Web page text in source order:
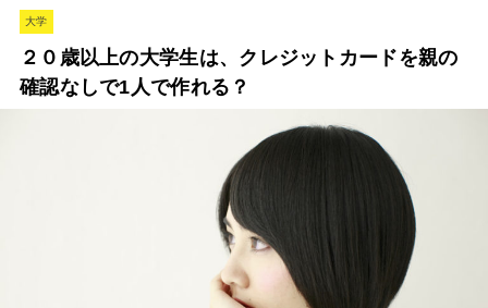
大学
２０歳以上の大学生は、クレジットカードを親の
確認なしで1人で作れる？